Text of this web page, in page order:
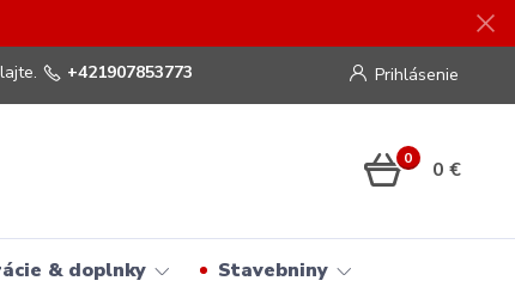
Prihlásenie
+421907853773
0 0 €
& doplnky Stavebniny